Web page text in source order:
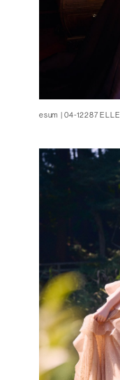
esum | 04-12287 ELLE